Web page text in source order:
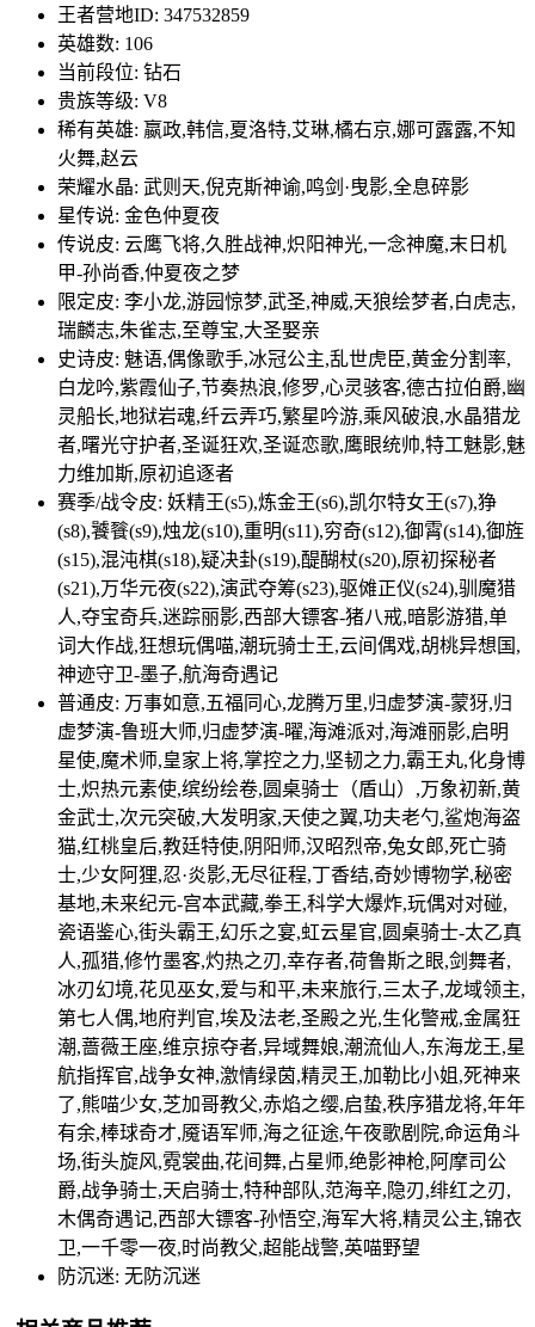
王者营地ID: 347532859
英雄数: 106
当前段位: 钻石
贵族等级: V8
稀有英雄: 嬴政,韩信,夏洛特,艾琳,橘右京,娜可露露,不知
火舞,赵云
荣耀水晶: 武则天,倪克斯神谕,鸣剑·曳影,全息碎影
星传说: 金色仲夏夜
传说皮: 云鹰飞将,久胜战神,炽阳神光,一念神魔,末日机
甲-孙尚香,仲夏夜之梦
限定皮: 李小龙,游园惊梦,武圣,神威,天狼绘梦者,白虎志,
瑞麟志,朱雀志,至尊宝,大圣娶亲
史诗皮: 魅语,偶像歌手,冰冠公主,乱世虎臣,黄金分割率,
白龙吟,紫霞仙子,节奏热浪,修罗,心灵骇客,德古拉伯爵,幽
灵船长,地狱岩魂,纤云弄巧,繁星吟游,乘风破浪,水晶猎龙
者,曙光守护者,圣诞狂欢,圣诞恋歌,鹰眼统帅,特工魅影,魅
力维加斯,原初追逐者
赛季/战令皮: 妖精王(s5),炼金王(s6),凯尔特女王(s7),狰
(s8),饕餮(s9),烛龙(s10),重明(s11),穷奇(s12),御霄(s14),御旌
(s15),混沌棋(s18),疑决卦(s19),醍醐杖(s20),原初探秘者
(s21),万华元夜(s22),演武夺筹(s23),驱傩正仪(s24),驯魔猎
人,夺宝奇兵,迷踪丽影,西部大镖客-猪八戒,暗影游猎,单
词大作战,狂想玩偶喵,潮玩骑士王,云间偶戏,胡桃异想国,
神迹守卫-墨子,航海奇遇记
普通皮: 万事如意,五福同心,龙腾万里,归虚梦演-蒙犽,归
虚梦演-鲁班大师,归虚梦演-曜,海滩派对,海滩丽影,启明
星使,魔术师,皇家上将,掌控之力,坚韧之力,霸王丸,化身博
士,炽热元素使,缤纷绘卷,圆桌骑士（盾山）,万象初新,黄
金武士,次元突破,大发明家,天使之翼,功夫老勺,鲨炮海盗
猫,红桃皇后,教廷特使,阴阳师,汉昭烈帝,兔女郎,死亡骑
士,少女阿狸,忍·炎影,无尽征程,丁香结,奇妙博物学,秘密
基地,未来纪元-宫本武藏,拳王,科学大爆炸,玩偶对对碰,
瓷语鉴心,街头霸王,幻乐之宴,虹云星官,圆桌骑士-太乙真
人,孤猎,修竹墨客,灼热之刃,幸存者,荷鲁斯之眼,剑舞者,
冰刃幻境,花见巫女,爱与和平,未来旅行,三太子,龙域领主,
第七人偶,地府判官,埃及法老,圣殿之光,生化警戒,金属狂
潮,蔷薇王座,维京掠夺者,异域舞娘,潮流仙人,东海龙王,星
航指挥官,战争女神,激情绿茵,精灵王,加勒比小姐,死神来
了,熊喵少女,芝加哥教父,赤焰之缨,启蛰,秩序猎龙将,年年
有余,棒球奇才,魇语军师,海之征途,午夜歌剧院,命运角斗
场,街头旋风,霓裳曲,花间舞,占星师,绝影神枪,阿摩司公
爵,战争骑士,天启骑士,特种部队,范海辛,隐刃,绯红之刃,
木偶奇遇记,西部大镖客-孙悟空,海军大将,精灵公主,锦衣
卫,一千零一夜,时尚教父,超能战警,英喵野望
防沉迷: 无防沉迷